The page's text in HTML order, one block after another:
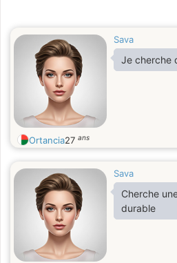
Sava
Je cherche
Ortancia27 ans
Sava
Cherche
durable